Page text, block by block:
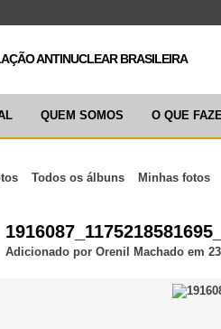
QUEM SOMOS O QUE
Todos os álbuns Minhas fotos
Adicionado por Orenil Machado em